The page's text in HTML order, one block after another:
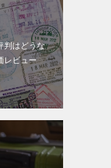
判はどうな
レビュー